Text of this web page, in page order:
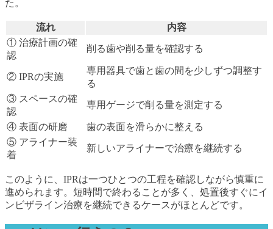
た。
流れ
内容
① 治療計画の確
認
削る歯や削る量を確認する
② IPRの実施
専用器具で歯と歯の間を少しずつ調整す
る
③ スペースの確
認
専用ゲージで削る量を測定する
④ 表面の研磨
歯の表面を滑らかに整える
⑤ アライナー装
着
新しいアライナーで治療を継続する
このように、IPRは一つひとつの工程を確認しながら慎重に
進められます。短時間で終わることが多く、処置後すぐにイ
ンビザライン治療を継続できるケースがほとんどです。